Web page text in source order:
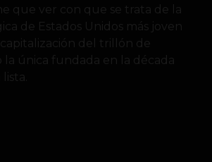
que ver con que se trata de la
de Estados Unidos más joven
del trillón de
la única fundada en la década